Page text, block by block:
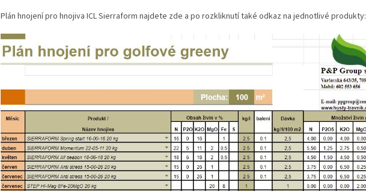
Plán hnojení pro hnojiva ICL Sierraform najdete zde a po rozkliknutí také odkaz na jednotlivé produkty: